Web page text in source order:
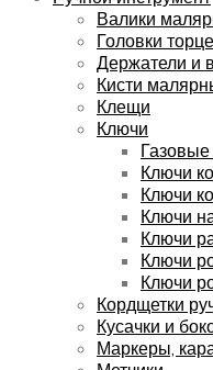
Валики
Головки
Держатели и
Кисти
Клещи
Ключи
Ключи
Ключи
Ключи
Ключи
Ключи
Ключи
Кордщетки
Кусачки и
Маркеры,